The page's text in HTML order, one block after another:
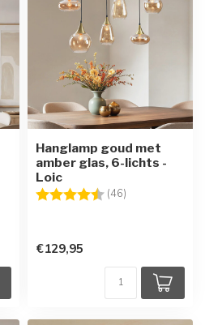
Hanglamp goud met
amber glas, 6-lichts -
Loic
Beoordeling: (46)
€129,95